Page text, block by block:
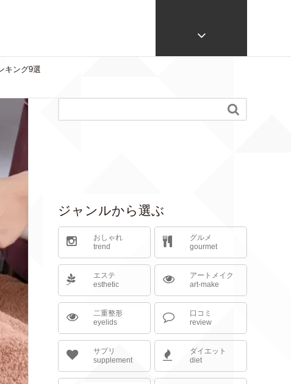
キング9選

ジャンルから選ぶ
おしゃれ
trend
グルメ
gourmet
エステ
esthetic
アートメイク
art-make
二重整形
eyelids
口コミ
review
サプリ
supplement
ダイエット
diet